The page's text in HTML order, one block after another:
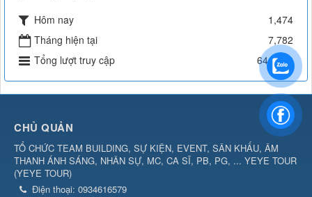
Hôm nay
1,474
Tháng hiện tại
7,782
Tổng lượt truy cập
644,613
CHỦ QUẢN
TỔ CHỨC TEAM BUILDING, SỰ KIỆN, EVENT, SÂN KHẤU, ÂM
THANH ÁNH SÁNG, NHÂN SỰ, MC, CA SĨ, PB, PG, ... YEYE TOUR
(YEYE TOUR)
Điện thoại: 0934616579